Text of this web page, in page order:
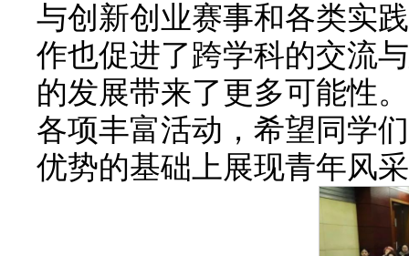
与创新创业赛事和各类实
作也促进了跨学科的交流
的发展带来了更多可能性
各项丰富活动，希望同学
优势的基础上展现青年风